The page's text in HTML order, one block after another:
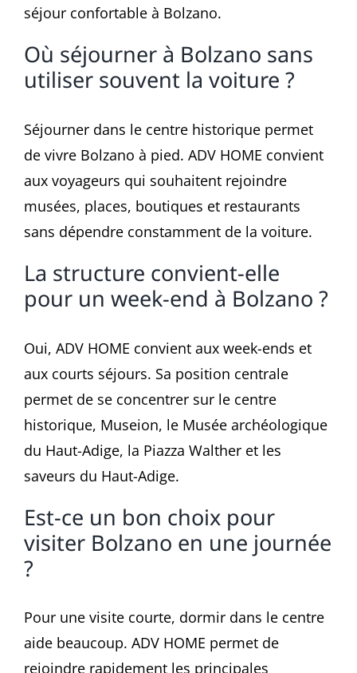
séjour confortable à Bolzano.
Où séjourner à Bolzano sans
utiliser souvent la voiture ?
Séjourner dans le centre historique permet
de vivre Bolzano à pied. ADV HOME convient
aux voyageurs qui souhaitent rejoindre
musées, places, boutiques et restaurants
sans dépendre constamment de la voiture.
La structure convient-elle
pour un week-end à Bolzano ?
Oui, ADV HOME convient aux week-ends et
aux courts séjours. Sa position centrale
permet de se concentrer sur le centre
historique, Museion, le Musée archéologique
du Haut-Adige, la Piazza Walther et les
saveurs du Haut-Adige.
Est-ce un bon choix pour
visiter Bolzano en une journée
?
Pour une visite courte, dormir dans le centre
aide beaucoup. ADV HOME permet de
rejoindre rapidement les principales